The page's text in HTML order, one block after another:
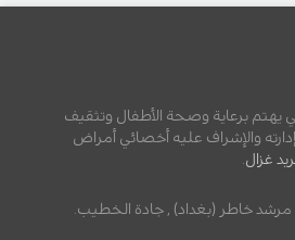
برعاية وصحة الأطفال وتثقيف
والإشراف عليه أخصائي أمراض
غزال.
خاطر (بغداد) , جادة الخطيب.